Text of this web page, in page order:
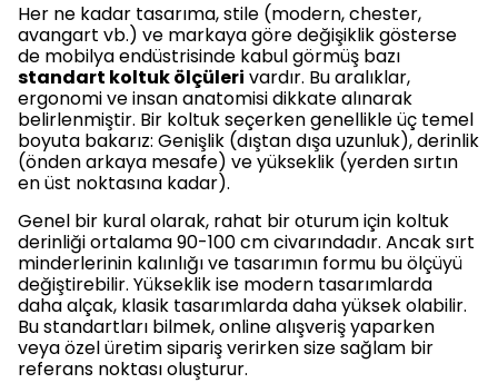
Her ne kadar tasarıma, stile (modern, chester,
avangart vb.) ve markaya göre değişiklik gösterse
de mobilya endüstrisinde kabul görmüş bazı
standart koltuk ölçüleri vardır. Bu aralıklar,
ergonomi ve insan anatomisi dikkate alınarak
belirlenmiştir. Bir koltuk seçerken genellikle üç temel
boyuta bakarız: Genişlik (dıştan dışa uzunluk), derinlik
(önden arkaya mesafe) ve yükseklik (yerden sırtın
en üst noktasına kadar).
Genel bir kural olarak, rahat bir oturum için koltuk
derinliği ortalama 90-100 cm civarındadır. Ancak sırt
minderlerinin kalınlığı ve tasarımın formu bu ölçüyü
değiştirebilir. Yükseklik ise modern tasarımlarda
daha alçak, klasik tasarımlarda daha yüksek olabilir.
Bu standartları bilmek, online alışveriş yaparken
veya özel üretim sipariş verirken size sağlam bir
referans noktası oluşturur.